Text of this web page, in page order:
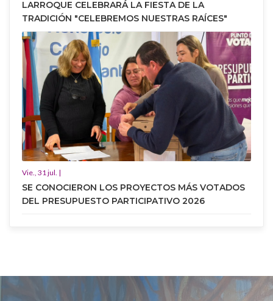
LARROQUE CELEBRARÁ LA FIESTA DE LA
TRADICIÓN "CELEBREMOS NUESTRAS RAÍCES"
Vie., 31 jul. |
SE CONOCIERON LOS PROYECTOS MÁS VOTADOS
DEL PRESUPUESTO PARTICIPATIVO 2026